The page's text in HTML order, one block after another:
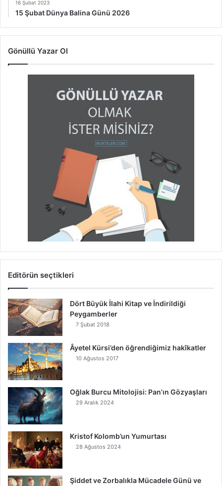
16 Şubat 2023
15 Şubat Dünya Balina Günü 2026
Gönüllü Yazar Ol
Editörün seçtikleri
Dört Büyük İlahi Kitap ve İndirildiği
Peygamberler
7 Şubat 2018
Âyetel Kürsi’den öğrendiğimiz hakîkatler
10 Ağustos 2017
Oğlak Burcu Mitolojisi: Pan’ın Gözyaşları
29 Aralık 2024
Kristof Kolomb’un Yumurtası
28 Ağustos 2024
Şiddet ve Zorbalıkla Mücadele Günü ve